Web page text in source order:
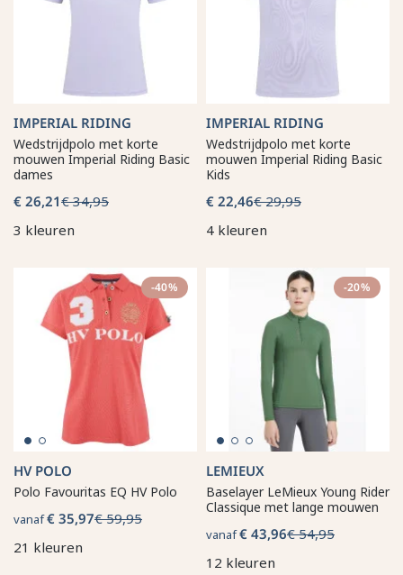
IMPERIAL RIDING
Wedstrijdpolo met korte
mouwen Imperial Riding Basic
dames
€ 26,21€ 34,95
3 kleuren
IMPERIAL RIDING
Wedstrijdpolo met korte
mouwen Imperial Riding Basic
Kids
€ 22,46€ 29,95
4 kleuren
-40%
HV POLO
Polo Favouritas EQ HV Polo
vanaf€ 35,97€ 59,95
21 kleuren
-20%
LEMIEUX
Baselayer LeMieux Young Rider
Classique met lange mouwen
vanaf€ 43,96€ 54,95
12 kleuren